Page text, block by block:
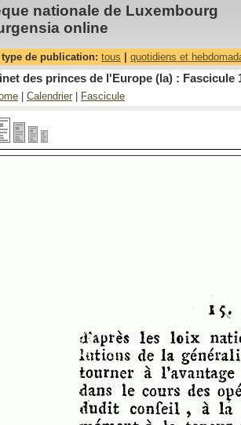
nationale de Luxembourg
online
de publication: tous quotidiens et
des princes de l'Europe (la) : Fascicule
Calendrier Fascicule